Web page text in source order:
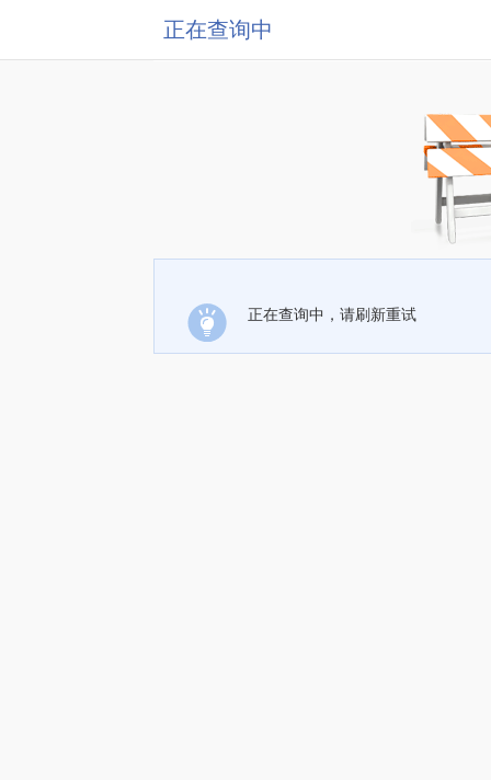
正在查询中
正在查询中，请刷新重试